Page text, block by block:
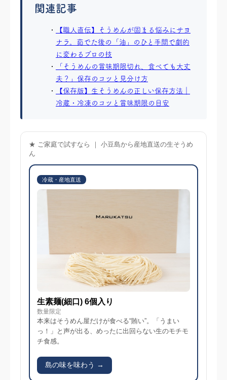
関連記事
【職人直伝】そうめんが固まる悩みにサヨ
ナラ。茹でた後の「油」のひと手間で劇的
に変わるプロの技
「そうめんの賞味期限切れ、食べても大丈
夫？」保存のコツと見分け方
【保存版】生そうめんの正しい保存方法｜
冷蔵・冷凍のコツと賞味期限の目安
★ ご家庭で試すなら ｜ 小豆島から産地直送の生そうめ
ん
冷蔵・産地直送
生素麺(細口) 6個入り
数量限定
本来はそうめん屋だけが食べる“賄い”。「うまい
っ！」と声が出る、めったに出回らない生のモチモ
チ食感。
島の味を味わう →